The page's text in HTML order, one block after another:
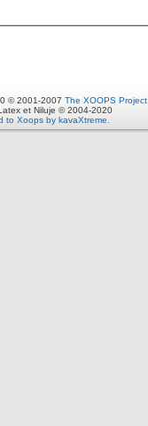
© 2001-2007 The XOOPS Project
et Niluje © 2004-2020
to Xoops by kavaXtreme.